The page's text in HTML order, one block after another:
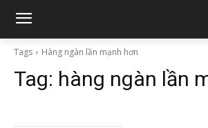
Tags Hàng ngàn lần mạnh hơn
Tag: hàng ngàn lần